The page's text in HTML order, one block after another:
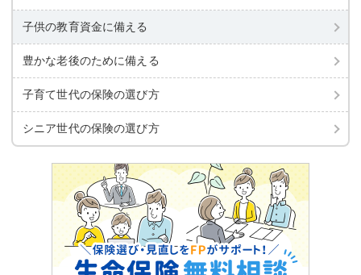
子供の教育資金に備える
豊かな老後のために備える
子育て世代の保険の選び方
シニア世代の保険の選び方